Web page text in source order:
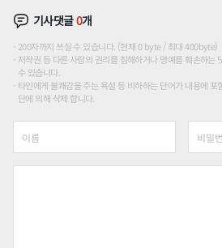
기사댓글0개
200자까지 쓰실 수 있습니다. (현재 0 byte / 최대 400byte)
저작권 등 다른 사람의 권리를 침해하거나 명예를 훼손하는
수 있습니다.
타인에게 불쾌감을 주는 욕설 등 비하하는 단어가 내용에
단에 의해 삭제 합니다.